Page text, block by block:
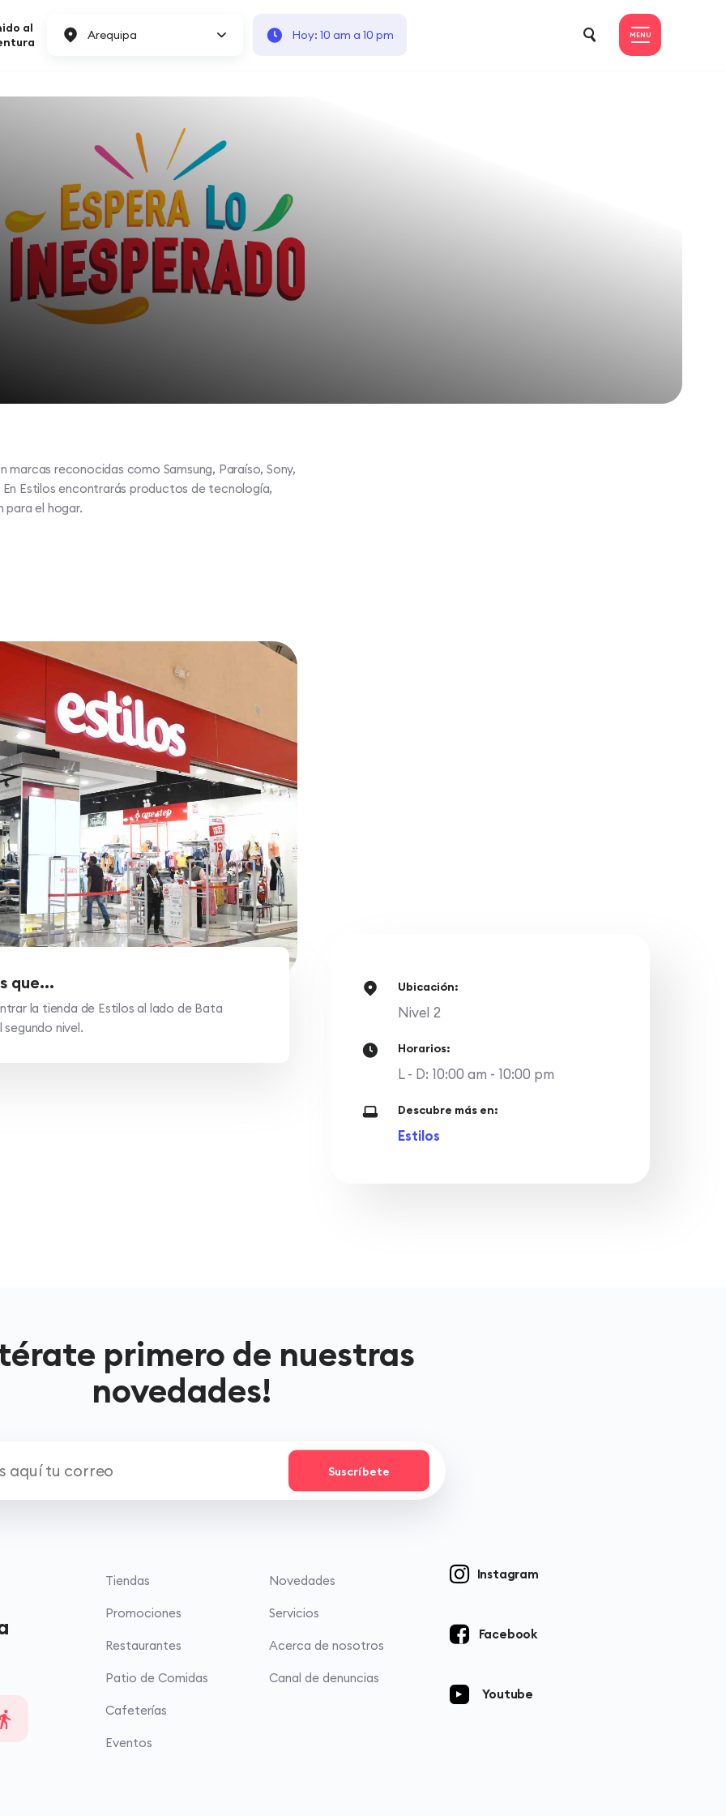
al
Arequipa Hoy: 10 am a 10 pm MENU
reconocidas como Samsung, Paraíso, Sony,
Estilos encontrarás productos de tecnología,
para el hogar.
que...
la tienda de Estilos al lado de Bata
segundo nivel.
Ubicación:
Nivel 2
Horarios:
L - D: 10:00 am - 10:00 pm
Descubre más en:
Estilos
primero de nuestras
novedades!
Suscríbete
Tiendas
Promociones
Restaurantes
Patio de Comidas
Cafeterías
Eventos
Novedades
Servicios
Acerca de nosotros
Canal de denuncias
Instagram
Facebook
Youtube